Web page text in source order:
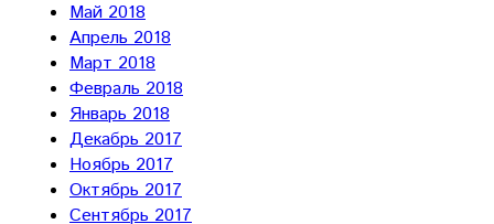
Май 2018
Апрель 2018
Март 2018
Февраль 2018
Январь 2018
Декабрь 2017
Ноябрь 2017
Октябрь 2017
Сентябрь 2017